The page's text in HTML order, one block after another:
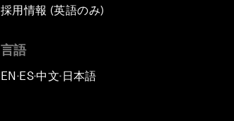
採用情報 (英語のみ)
言語
EN ▪ES▪中文▪ 日本語